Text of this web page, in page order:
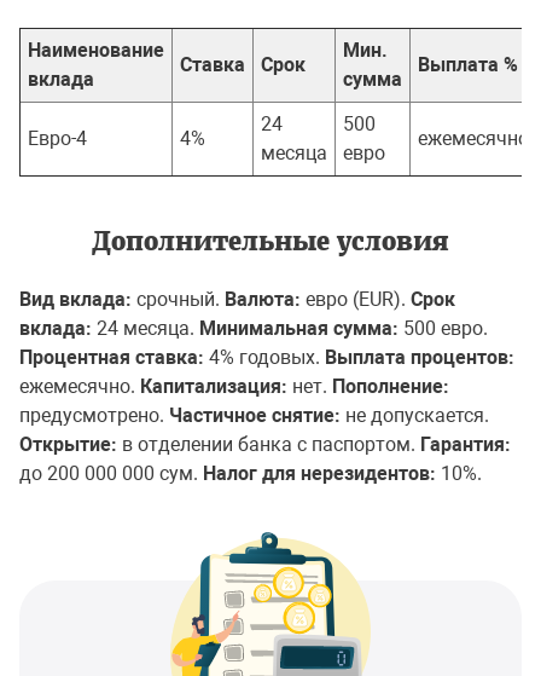
Наименование
вклада
Ставка Срок
Мин.
сумма
Выплата %
Евро-4 4%
24
месяца
500
евро
ежемесячно
Дополнительные условия
Вид вклада: срочный. Валюта: евро (EUR). Срок
вклада: 24 месяца. Минимальная сумма: 500 евро.
Процентная ставка: 4% годовых. Выплата процентов:
ежемесячно. Капитализация: нет. Пополнение:
предусмотрено. Частичное снятие: не допускается.
Открытие: в отделении банка с паспортом. Гарантия:
до 200 000 000 сум. Налог для нерезидентов: 10%.